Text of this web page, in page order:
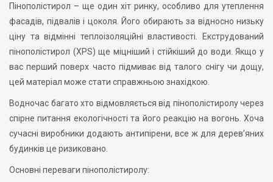
Пінополістирол – ще один хіт ринку, особливо для утеплення
фасадів, підвалів і цоколя. Його обирають за відносно низьку
ціну та відмінні теплоізоляційні властивості. Екструдований
пінополістирол (XPS) ще міцніший і стійкіший до води. Якщо у
вас перший поверх часто підмиває від талого снігу чи дощу,
цей матеріал може стати справжньою знахідкою.
Водночас багато хто відмовляється від пінополістиролу через
спірне питання екологічності та його реакцію на вогонь. Хоча
сучасні виробники додають антипірени, все ж для дерев’яних
будинків це ризиковано.
Основні переваги пінополістиролу: